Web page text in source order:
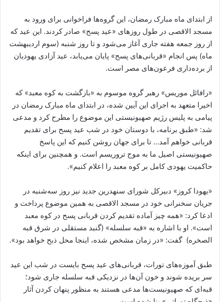
از ابتدای ماه مبارک رمضان، این گروه‌ها فراخوانی برای ورود به
مسجد الاقصی در طول روزهای «عید پسح» صادر کردند. این عید که
از روز جمعه هفته جاری آغاز می‌شود و تا روز شنبه (سوم اردیبهشت
ماه) پس انجام «قربانی‌های پسح» پایان می‌یابد، عید آزادی یهودیان
از برده‌داری فرعون‌های مصر است.
«رافائل موریس» رهبر گروه موسوم به «بازگشت به کوه معبد» که
اخیرا متعهد به اجرای این آیین شده، در ابتدای ماه مبارک رمضان در
پیامی به پلیس رژیم صهیونیستی این موضوع را مطرح کرد و مدعی
شد: «طبق برنامه، با دوستان خود در شب عید پسح برای تقدیم
قربانی خواهم آمد… تا برای جهان روشن کنیم که این پاسخ
صهیونیستی اصیل ما به موج تروریسم است. و همچنین برای اینکه
حاکمیت یهودی کامل بر کوه معبد را اعلام کنیم».
«یهودا کروز» دبیرکل شورای سنهدرین جدید نیز روز سه‌شنبه در
جریان سخنرانی خود در مسجد الاقصی به همین موضوع پرداخت و
ادعا کرد: «همه چیز آماده تقدیم کردن قربانی پسح در کوه معبد
است». او با اشاره به «قبه سلسله» (گنبد مستقلی در شرق قبه
الصخره) گفت: «در زمان مشخص شده، اینجا محل ذبح خواهد بود».
طبق آموزه‌های تورات، قربانی‌های عید پسح بایست در شب این عید
سر بریده شوند و خون آن‌ها در نزدیکی قبه سلسله جاری شود؛
قبه‌ای که صهیونیست‌ها مدعی هستند به منظور پنهان کردن آثار